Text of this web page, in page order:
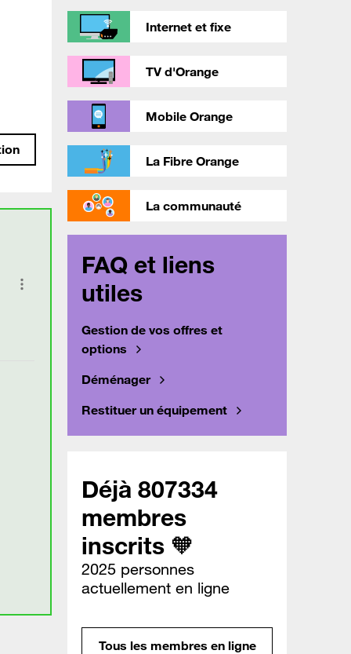
Internet et fixe
TV d'Orange
Mobile Orange
La Fibre Orange
La communauté
FAQ et liens
utiles
Gestion de vos offres et
options
Déménager
Restituer un équipement
Déjà 807334
membres
inscrits 🧡
2025 personnes
actuellement en ligne
Tous les membres en ligne